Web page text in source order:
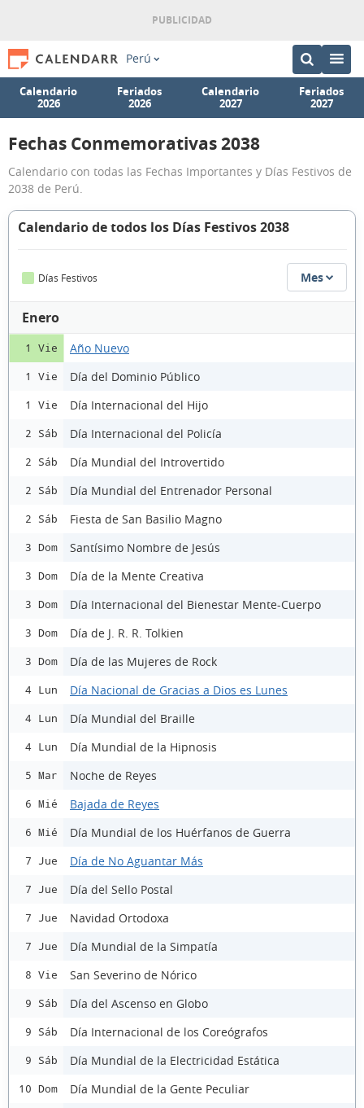
Perú
Calendario
2026
Feriados
2026
Calendario
2027
Feriados
2027
Fechas Conmemorativas 2038
Calendario con todas las Fechas Importantes y Días Festivos de
2038 de Perú.
Calendario de todos los Días Festivos 2038
Días Festivos Mes
Enero
1 Vie Año Nuevo
1 Vie Día del Dominio Público
1 Vie Día Internacional del Hijo
2 Sáb Día Internacional del Policía
2 Sáb Día Mundial del Introvertido
2 Sáb Día Mundial del Entrenador Personal
2 Sáb Fiesta de San Basilio Magno
3 Dom Santísimo Nombre de Jesús
3 Dom Día de la Mente Creativa
3 Dom Día Internacional del Bienestar Mente-Cuerpo
3 Dom Día de J. R. R. Tolkien
3 Dom Día de las Mujeres de Rock
4 Lun Día Nacional de Gracias a Dios es Lunes
4 Lun Día Mundial del Braille
4 Lun Día Mundial de la Hipnosis
5 Mar Noche de Reyes
6 Mié Bajada de Reyes
6 Mié Día Mundial de los Huérfanos de Guerra
7 Jue Día de No Aguantar Más
7 Jue Día del Sello Postal
7 Jue Navidad Ortodoxa
7 Jue Día Mundial de la Simpatía
8 Vie San Severino de Nórico
9 Sáb Día del Ascenso en Globo
9 Sáb Día Internacional de los Coreógrafos
9 Sáb Día Mundial de la Electricidad Estática
10 Dom Día Mundial de la Gente Peculiar